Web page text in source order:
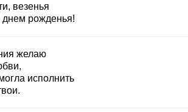
везенья
рожденья!
желаю
исполнить